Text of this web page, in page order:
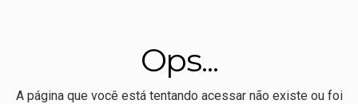
Ops...
A página que você está tentando acessar não existe ou foi